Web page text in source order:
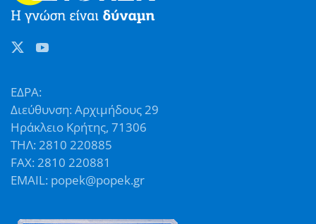
ΕΔΡΑ:
Διεύθυνση: Αρχιμήδους 29
Ηράκλειο Κρήτης, 71306
ΤΗΛ: 2810 220885
FAX: 2810 220881
EMAIL: popek@popek.gr